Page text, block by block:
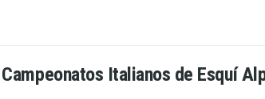
Italianos de Esquí